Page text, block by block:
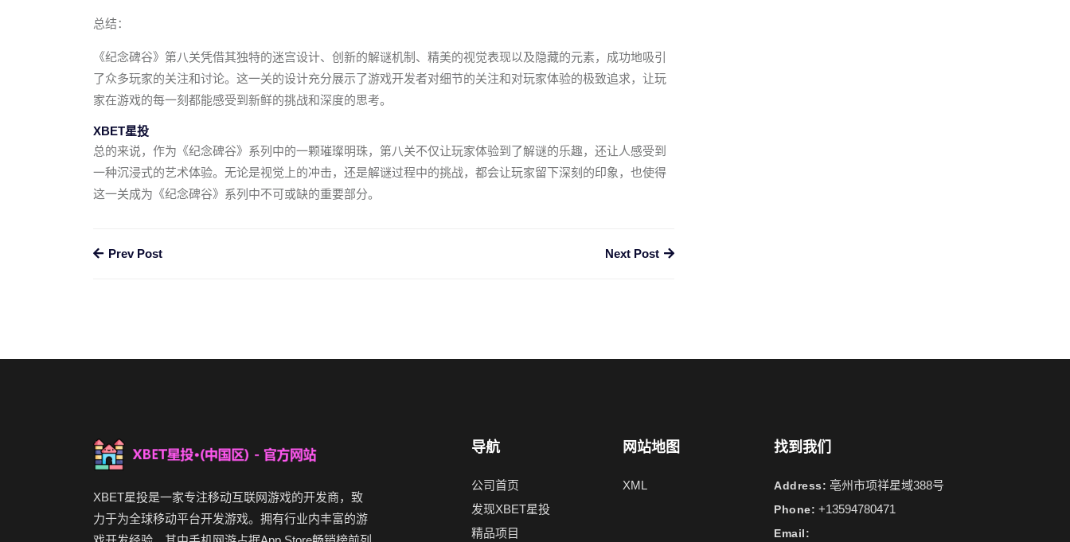
总结：
《纪念碑谷》第八关凭借其独特的迷宫设计、创新的解谜机制、精美的视觉表现以及隐藏的元素，成功地吸引
了众多玩家的关注和讨论。这一关的设计充分展示了游戏开发者对细节的关注和对玩家体验的极致追求，让玩
家在游戏的每一刻都能感受到新鲜的挑战和深度的思考。
XBET星投
总的来说，作为《纪念碑谷》系列中的一颗璀璨明珠，第八关不仅让玩家体验到了解谜的乐趣，还让人感受到
一种沉浸式的艺术体验。无论是视觉上的冲击，还是解谜过程中的挑战，都会让玩家留下深刻的印象，也使得
这一关成为《纪念碑谷》系列中不可或缺的重要部分。
Prev Post Next Post
XBET星投是一家专注移动互联网游戏的开发商，致
力于为全球移动平台开发游戏。拥有行业内丰富的游
导航
公司首页
发现XBET星投
精品项目
网站地图
XML
找到我们
Address: 亳州市项祥星域388号
Phone: +13594780471
Email: